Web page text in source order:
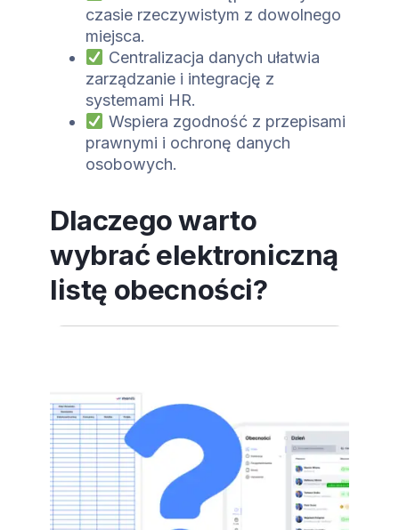
czasie rzeczywistym z dowolnego
miejsca.
Centralizacja danych ułatwia
zarządzanie i integrację z
systemami HR.
Wspiera zgodność z przepisami
prawnymi i ochronę danych
osobowych.
Dlaczego warto
wybrać elektroniczną
listę obecności?